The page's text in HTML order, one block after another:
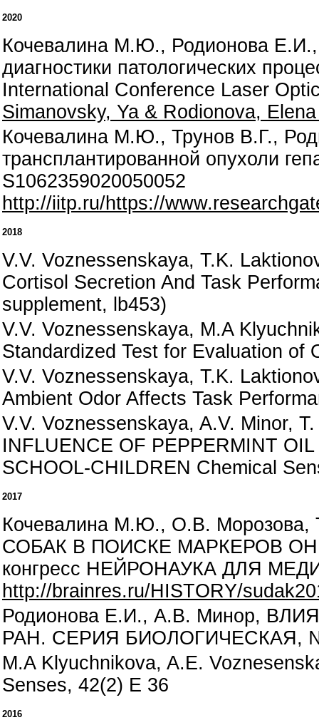
2020
Кочевалина М.Ю., Родионова Е.И.,
диагностики патологических
International Conference Laser
Simanovsky, Ya & Rodionova,
Кочевалина М.Ю., Трунов В.Г.,
трансплантированной опухоли
S1062359020050052
http://iitp.ru/https://
2018
V.V. Voznessenskaya, T.K.
Cortisol Secretion And Task
supplement, lb453)
V.V. Voznessenskaya, M.A
Standardized Test for Evaluation of
V.V. Voznessenskaya, T.K.
Ambient Odor Affects Task
V.V. Voznessenskaya, A.V. Minor,
INFLUENCE OF PEPPERMINT
SCHOOL-CHILDREN Chemical
2017
Кочевалина М.Ю., О.В.
СОБАК В ПОИСКЕ МАРКЕРОВ
конгресс НЕЙРОНАУКА ДЛЯ
http://brainres.ru/HISTORY/
Родионова Е.И., А.В. Минор,
РАН. СЕРИЯ БИОЛОГИЧЕСКАЯ, №
M.A Klyuchnikova, A.E.
Senses, 42(2) E 36
2016